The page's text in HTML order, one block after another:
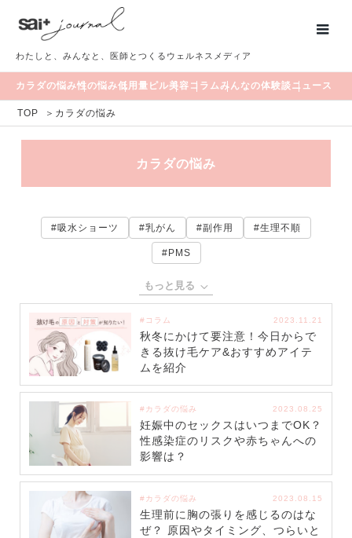
わたしと、みんなと、医師とつくるウェルネスメディア
カラダの悩み性の悩み低用量ピル美容 コラムみんなの体験談ニュース
TOP ＞ カラダの悩み
カラダの悩み
#吸水ショーツ #乳がん #副作用 #生理不順
#PMS
もっと見る
#コラム 2023.11.21
秋冬にかけて要注意！今日からで
きる抜け毛ケア&おすすめアイテ
ムを紹介
#カラダの悩み 2023.08.25
妊娠中のセックスはいつまでOK？
性感染症のリスクや赤ちゃんへの
影響は？
#カラダの悩み 2023.08.15
生理前に胸の張りを感じるのはな
ぜ？ 原因やタイミング、つらいと